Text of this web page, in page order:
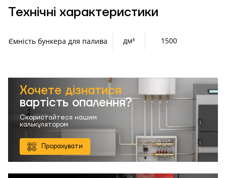
Технічні характеристики
Ємність бункера для палива дм³ 1500
Хочете дізнатися
вартість опалення?
Скористайтеся нашим
калькулятором
Прорахувати